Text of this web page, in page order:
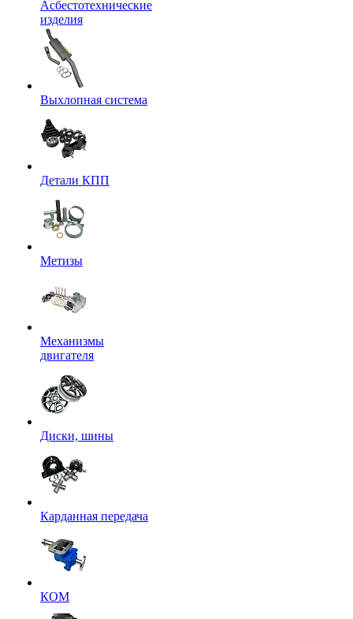
Асбестотехнические
изделия
Выхлопная система
Детали КПП
Метизы
Механизмы
двигателя
Диски, шины
Карданная передача
КОМ